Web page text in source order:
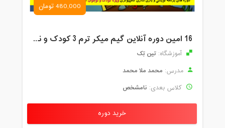
480,000 تومان
16 امین دوره آنلاین گیم میکر ترم 3 کودک و نوجوان تین تِک
آموزشگاه: تین تِک
مدرس: محمد ملا محمد
کلاس بعدی: نامشخص
خرید دوره